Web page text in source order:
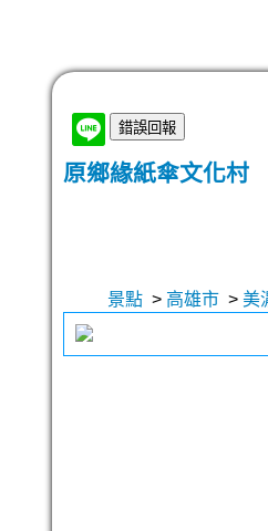
原鄉緣紙傘文化村
景點 > 高雄市 > 美